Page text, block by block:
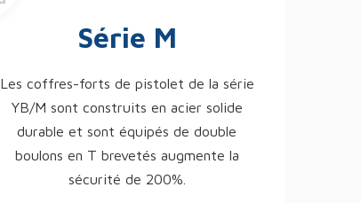
Série M
Les coffres-forts de pistolet de la série
YB/M sont construits en acier solide
durable et sont équipés de double
boulons en T brevetés augmente la
sécurité de 200%.